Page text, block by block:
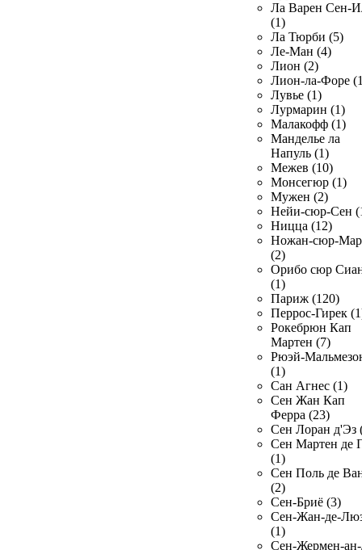
Ла Варен Сен-
(1)
Ла Тюрби (5)
Ле-Ман (4)
Лион (2)
Лион-ла-Форе
Лувье (1)
Лурмарин (1)
Малакофф (1)
Манделье ла
Напуль (1)
Межев (10)
Монсегюр (1)
Мужен (2)
Нейи-сюр-Сен
Ницца (12)
Ножан-сюр-
(2)
Орибо сюр
(1)
Париж (120)
Перрос-Гирек
Рокебрюн Кап
Мартен (7)
Рюэй-
(1)
Сан Агнес (1)
Сен Жан Кап
Ферра (23)
Сен Лоран д'Эз
Сен Мартен де
(1)
Сен Поль де
(2)
Сен-Бриё (3)
Сен-Жан-де-
(1)
Сен-Жермен-